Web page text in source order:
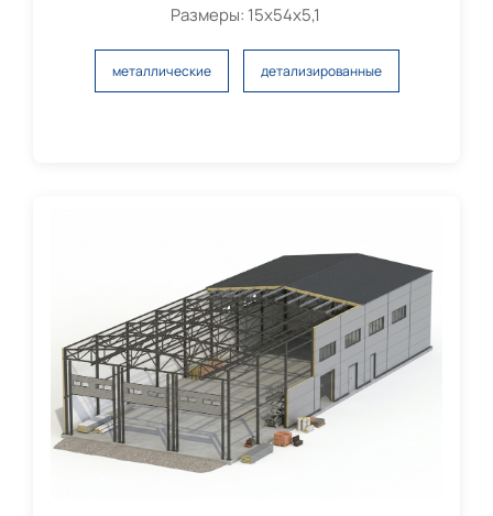
Размеры: 15х54х5,1
металлические детализированные